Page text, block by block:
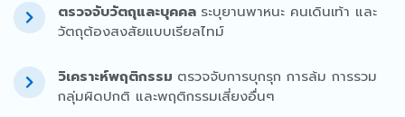
ตรวจจับวัตถุและบุคคล ระบุยานพาหนะ คนเดินเท้า และ
วัตถุต้องสงสัยแบบเรียลไทม์
วิเคราะห์พฤติกรรม ตรวจจับการบุกรุก การล้ม การรวม
กลุ่มผิดปกติ และพฤติกรรมเสี่ยงอื่นๆ